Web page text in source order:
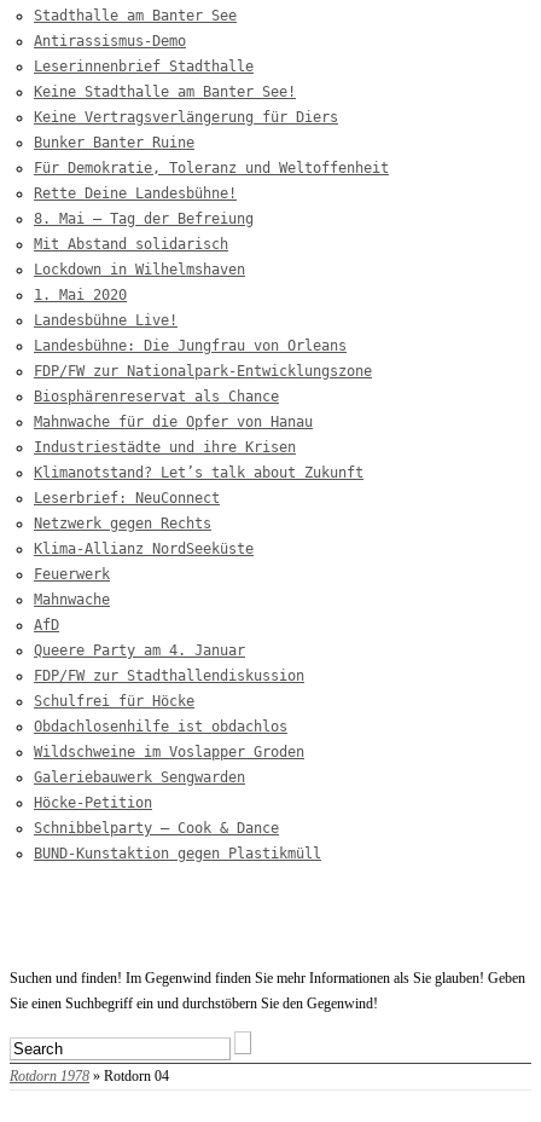
Stadthalle am Banter See
Antirassismus-Demo
Leserinnenbrief Stadthalle
Keine Stadthalle am Banter See!
Keine Vertragsverlängerung für Diers
Bunker Banter Ruine
Für Demokratie, Toleranz und Weltoffenheit
Rette Deine Landesbühne!
8. Mai – Tag der Befreiung
Mit Abstand solidarisch
Lockdown in Wilhelmshaven
1. Mai 2020
Landesbühne Live!
Landesbühne: Die Jungfrau von Orleans
FDP/FW zur Nationalpark-Entwicklungszone
Biosphärenreservat als Chance
Mahnwache für die Opfer von Hanau
Industriestädte und ihre Krisen
Klimanotstand? Let’s talk about Zukunft
Leserbrief: NeuConnect
Netzwerk gegen Rechts
Klima-Allianz NordSeeküste
Feuerwerk
Mahnwache
AfD
Queere Party am 4. Januar
FDP/FW zur Stadthallendiskussion
Schulfrei für Höcke
Obdachlosenhilfe ist obdachlos
Wildschweine im Voslapper Groden
Galeriebauwerk Sengwarden
Höcke-Petition
Schnibbelparty – Cook & Dance
BUND-Kunstaktion gegen Plastikmüll
Startseite
Suchen und finden! Im Gegenwind finden Sie mehr Informationen als Sie glauben! Geben
Sie einen Suchbegriff ein und durchstöbern Sie den Gegenwind!
Rotdorn 1978 » Rotdorn 04